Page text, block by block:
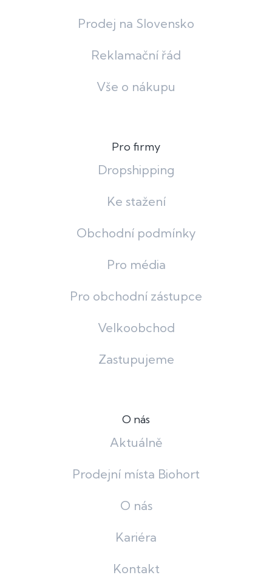
Prodej na Slovensko
Reklamační řád
Vše o nákupu
Pro firmy
Dropshipping
Ke stažení
Obchodní podmínky
Pro média
Pro obchodní zástupce
Velkoobchod
Zastupujeme
O nás
Aktuálně
Prodejní místa Biohort
O nás
Kariéra
Kontakt